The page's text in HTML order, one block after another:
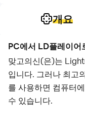
개요
PC에서 LD플레이어
맞고의신(은)는
입니다. 그러나 최고
를 사용하면 컴퓨터
수 있습니다.
컴퓨터에서 맞고의